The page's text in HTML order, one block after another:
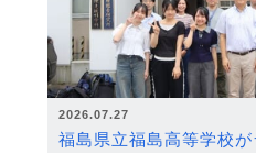
2026.07.27
福島県立福島高等学校